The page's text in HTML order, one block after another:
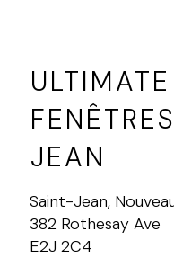
JEAN
Saint-Jean,
382 Rothesay Ave
E2J 2C4